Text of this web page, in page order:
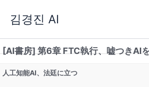
ス
キ
プ
김경진 AI
[AI書房] 第6章 FTC執行、嘘つきAI
人工知能AI、法廷に立つ